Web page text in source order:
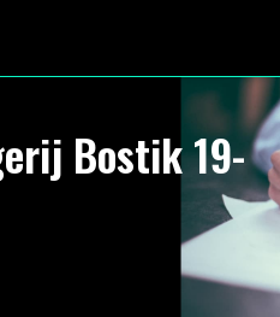
Bostik 19-